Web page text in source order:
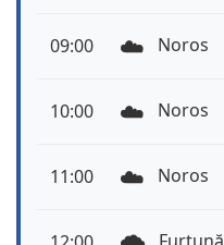
09:00 ☁️ Noros
10:00 ☁️ Noros
11:00 ☁️ Noros